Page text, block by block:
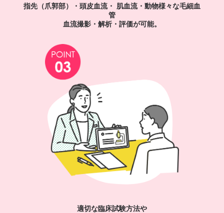
指先（爪郭部）・頭皮血流・ 肌血流・動物様々な毛細血
管
血流撮影・解析・評価が可能。
適切な臨床試験方法や